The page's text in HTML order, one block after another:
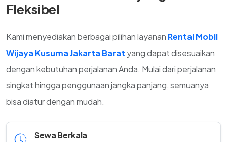
Fleksibel
Kami menyediakan berbagai pilihan layanan Rental Mobil
Wijaya Kusuma Jakarta Barat yang dapat disesuaikan
dengan kebutuhan perjalanan Anda. Mulai dari perjalanan
singkat hingga penggunaan jangka panjang, semuanya
bisa diatur dengan mudah.
Sewa Berkala